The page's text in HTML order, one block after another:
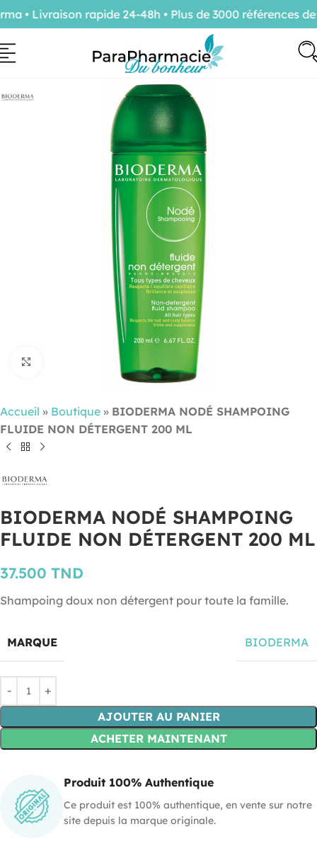
Cliquez pour agrandir
Accueil » Boutique » BIODERMA NODÉ SHAMPOING
FLUIDE NON DÉTERGENT 200 ML
BIODERMA NODÉ SHAMPOING
FLUIDE NON DÉTERGENT 200 ML
37.500 TND
Shampoing doux non détergent pour toute la famille.
MARQUE BIODERMA
AJOUTER AU PANIER
ACHETER MAINTENANT
Produit 100% Authentique
Ce produit est 100% authentique, en vente sur notre
site depuis la marque originale.
• Livraison rapide 24-48h • Plus de 3000 références de